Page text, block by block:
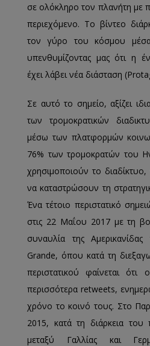
σε ολόκληρο τον πλανήτη με
περιεχόμενο. Το βίντεο
τον γύρο του κόσμου
υπενθυμίζοντας μας ότι η
έχει λάβει νέα διάσταση
Σε αυτό το σημείο, αξίζει
των τρομοκρατικών
μέσω των πλατφορμών
76% των τρομοκρατών του
χρησιμοποιούν το
να καταστρώσουν τη
Ένα τέτοιο περιστατικό
στις 22 Μαΐου 2017 με τη
συναυλία της Αμερικανίδας
Grande, όπου κατά τη
περιστατικού φαίνεται ότι
περισσότερα retweets,
χρόνο το κοινό τους. Στο
2015, κατά τη διάρκεια
μεταξύ Γαλλίας και